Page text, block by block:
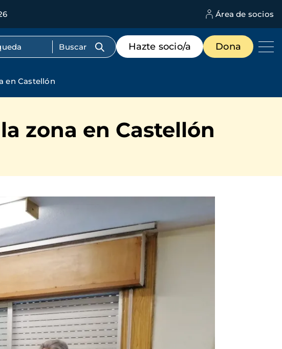
Área de socios
Menú
de
destacados
Hazte socio/a Dona
en Castellón
zona en Castellón